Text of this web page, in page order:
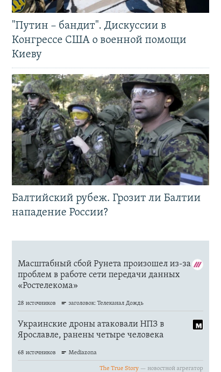
"Путин – бандит". Дискуссии в
Конгрессе США о военной помощи
Киеву
Балтийский рубеж. Грозит ли Балтии
нападение России?